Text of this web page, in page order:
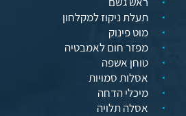
תעלת ניקוז למקלחון
מוט פינוק
מפזר חום לאמבטיה
טוחן אשפה
אסלות סמויות
מיכלי הדחה
אסלה תלויה